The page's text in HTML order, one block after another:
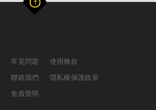
常見問題
聯絡我們
免責聲明
使用條款
隱私權保護政策